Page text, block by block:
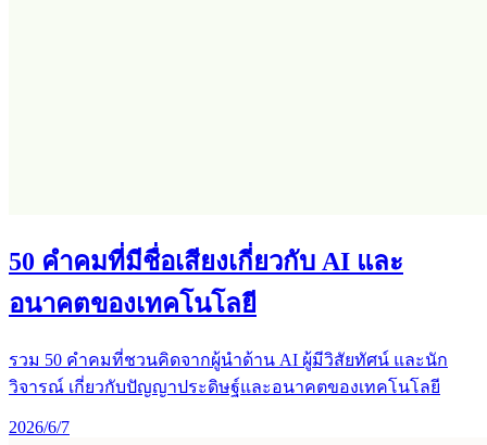
50 คำคมที่มีชื่อเสียงเกี่ยวกับ AI และ
อนาคตของเทคโนโลยี
รวม 50 คำคมที่ชวนคิดจากผู้นำด้าน AI ผู้มีวิสัยทัศน์ และนัก
วิจารณ์ เกี่ยวกับปัญญาประดิษฐ์และอนาคตของเทคโนโลยี
2026/6/7